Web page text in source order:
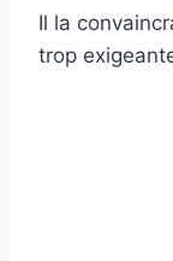
Il la
trop